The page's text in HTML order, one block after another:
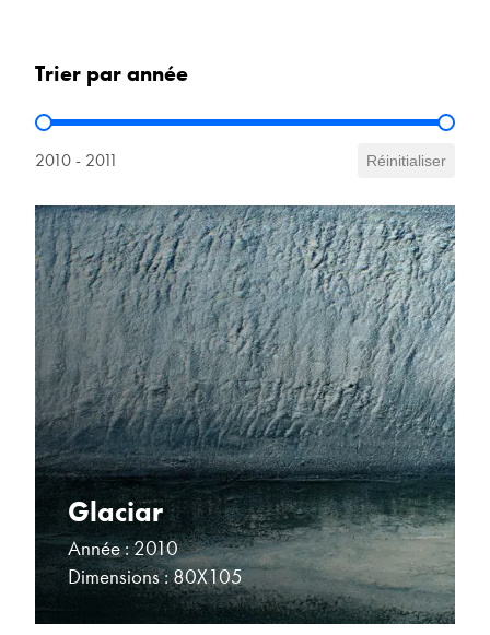
Trier par année
Trier par année
2010 - 2011 Réinitialiser
Glaciar
Année : 2010
Dimensions : 80X105